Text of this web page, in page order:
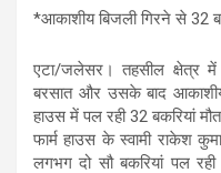
*आकाशीय बिजली गिरने से 32
एटा/जलेसर। तहसील क्षेत्र
बरसात और उसके बाद
हाउस में पल रही 32 बकरियां
फार्म हाउस के स्वामी राकेश
लगभग दो सौ बकरियां पल